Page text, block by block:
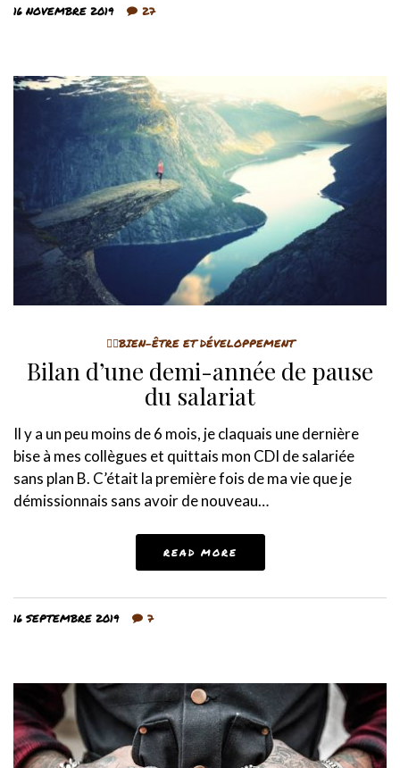
16 NOVEMBRE 2019 27
🤸‍♀️BIEN-ÊTRE ET DÉVELOPPEMENT
Bilan d’une demi-année de pause
du salariat
Il y a un peu moins de 6 mois, je claquais une dernière
bise à mes collègues et quittais mon CDI de salariée
sans plan B. C’était la première fois de ma vie que je
démissionnais sans avoir de nouveau…
READ MORE
16 SEPTEMBRE 2019 7